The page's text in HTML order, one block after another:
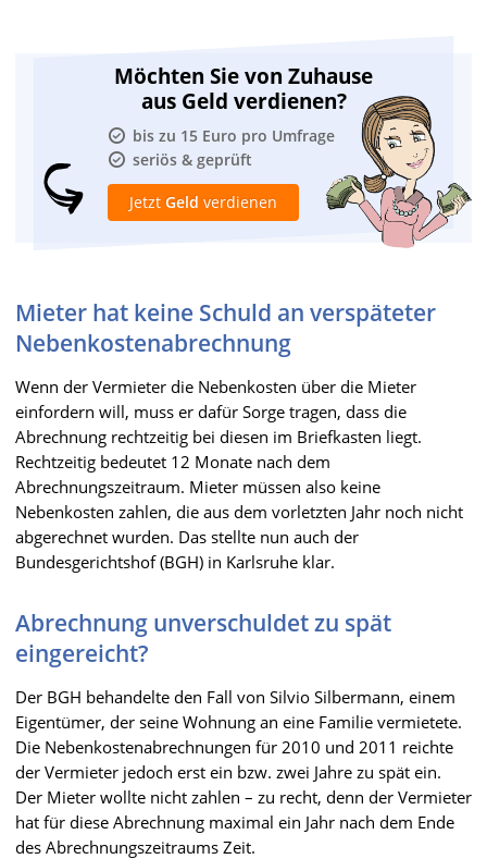
Möchten Sie von Zuhause
aus Geld verdienen?
bis zu 15 Euro pro Umfrage
seriös & geprüft
Jetzt Geld verdienen
Mieter hat keine Schuld an verspäteter
Nebenkostenabrechnung
Wenn der Vermieter die Nebenkosten über die Mieter
einfordern will, muss er dafür Sorge tragen, dass die
Abrechnung rechtzeitig bei diesen im Briefkasten liegt.
Rechtzeitig bedeutet 12 Monate nach dem
Abrechnungszeitraum. Mieter müssen also keine
Nebenkosten zahlen, die aus dem vorletzten Jahr noch nicht
abgerechnet wurden. Das stellte nun auch der
Bundesgerichtshof (BGH) in Karlsruhe klar.
Abrechnung unverschuldet zu spät
eingereicht?
Der BGH behandelte den Fall von Silvio Silbermann, einem
Eigentümer, der seine Wohnung an eine Familie vermietete.
Die Nebenkostenabrechnungen für 2010 und 2011 reichte
der Vermieter jedoch erst ein bzw. zwei Jahre zu spät ein.
Der Mieter wollte nicht zahlen – zu recht, denn der Vermieter
hat für diese Abrechnung maximal ein Jahr nach dem Ende
des Abrechnungszeitraums Zeit.